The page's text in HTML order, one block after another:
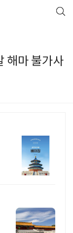
해마 불가사